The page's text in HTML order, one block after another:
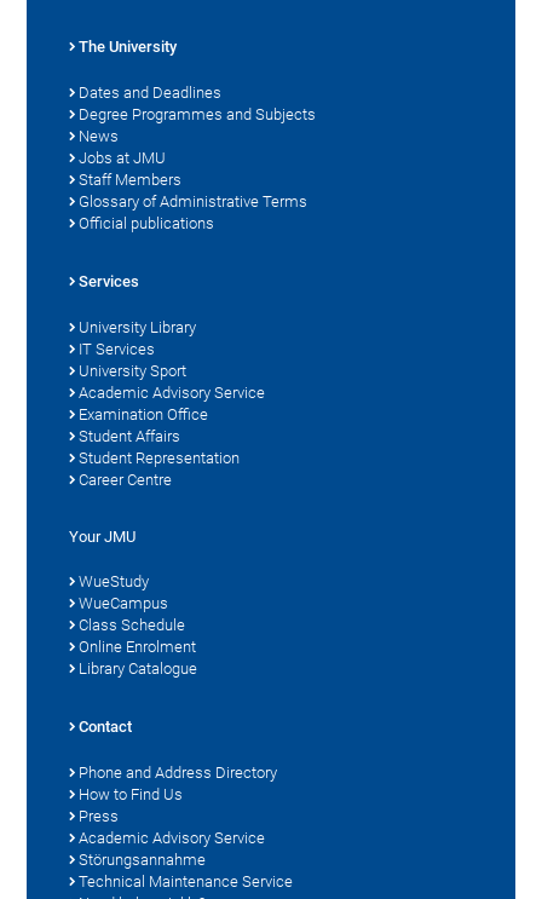
The University
Dates and Deadlines
Degree Programmes and Subjects
News
Jobs at JMU
Staff Members
Glossary of Administrative Terms
Official publications
Services
University Library
IT Services
University Sport
Academic Advisory Service
Examination Office
Student Affairs
Student Representation
Career Centre
Your JMU
WueStudy
WueCampus
Class Schedule
Online Enrolment
Library Catalogue
Contact
Phone and Address Directory
How to Find Us
Press
Academic Advisory Service
Störungsannahme
Technical Maintenance Service